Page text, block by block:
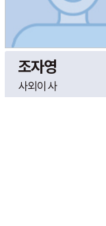
조자영
사외이사